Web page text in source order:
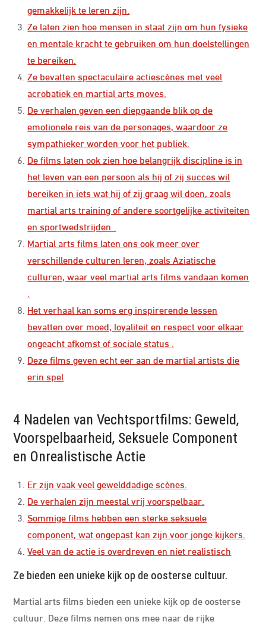
gemakkelijk te leren zijn.
Ze laten zien hoe mensen in staat zijn om hun fysieke
en mentale kracht te gebruiken om hun doelstellingen
te bereiken.
Ze bevatten spectaculaire actiescènes met veel
acrobatiek en martial arts moves.
De verhalen geven een diepgaande blik op de
emotionele reis van de personages, waardoor ze
sympathieker worden voor het publiek.
De films laten ook zien hoe belangrijk discipline is in
het leven van een persoon als hij of zij succes wil
bereiken in iets wat hij of zij graag wil doen, zoals
martial arts training of andere soortgelijke activiteiten
en sportwedstrijden .
Martial arts films laten ons ook meer over
verschillende culturen leren, zoals Aziatische
culturen, waar veel martial arts films vandaan komen
Het verhaal kan soms erg inspirerende lessen
bevatten over moed, loyaliteit en respect voor elkaar
ongeacht afkomst of sociale status .
Deze films geven echt eer aan de martial artists die
erin spel
4 Nadelen van Vechtsportfilms: Geweld,
Voorspelbaarheid, Seksuele Component
en Onrealistische Actie
Er zijn vaak veel gewelddadige scènes.
De verhalen zijn meestal vrij voorspelbaar.
Sommige films hebben een sterke seksuele
component, wat ongepast kan zijn voor jonge kijkers.
Veel van de actie is overdreven en niet realistisch
Ze bieden een unieke kijk op de oosterse cultuur.
Martial arts films bieden een unieke kijk op de oosterse
cultuur. Deze films nemen ons mee naar de rijke